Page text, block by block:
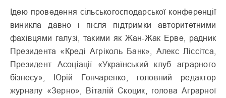
Ідею проведення сільськогосподарської конференції
виникла давно і після підтримки авторитетними
фахівцями галузі, такими як Жан-Жак Ерве, радник
Президента «Креді Агріколь Банк», Алекс Ліссітса,
Президент Асоціації «Український клуб аграрного
бізнесу», Юрій Гончаренко, головний редактор
журналу «Зерно», Віталій Скоцик, голова Аграрної